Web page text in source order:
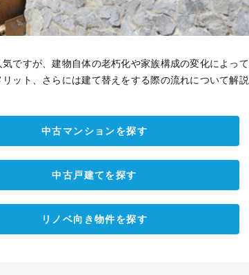
ですが、建物自体の老朽化や家族構成の変化によっ
ット、さらには建て替えをする際の流れについて解説
中古マンションを探す
中古戸建てを探す
リノベ向き物件を探す